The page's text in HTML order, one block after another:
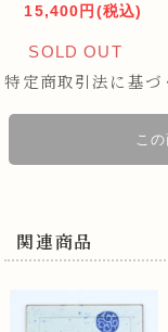
15,400円(税込)
SOLD OUT
特定商取引法に基づ
こ
関連商品